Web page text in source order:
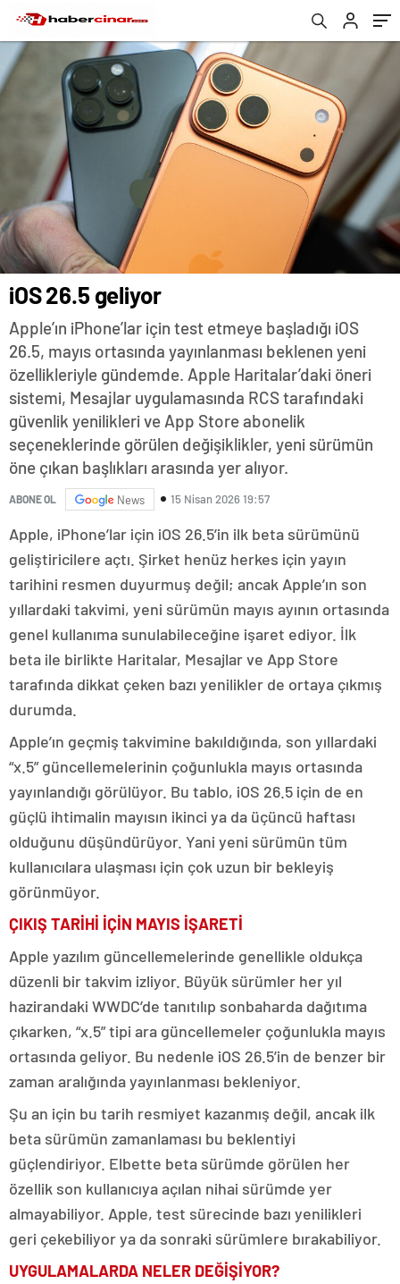
iOS 26.5 geliyor
Apple’ın iPhone’lar için test etmeye başladığı iOS
26.5, mayıs ortasında yayınlanması beklenen yeni
özellikleriyle gündemde. Apple Haritalar’daki öneri
sistemi, Mesajlar uygulamasında RCS tarafındaki
güvenlik yenilikleri ve App Store abonelik
seçeneklerinde görülen değişiklikler, yeni sürümün
öne çıkan başlıkları arasında yer alıyor.
ABONE OL News 15 Nisan 2026 19:57
Apple, iPhone’lar için iOS 26.5’in ilk beta sürümünü
geliştiricilere açtı. Şirket henüz herkes için yayın
tarihini resmen duyurmuş değil; ancak Apple’ın son
yıllardaki takvimi, yeni sürümün mayıs ayının ortasında
genel kullanıma sunulabileceğine işaret ediyor. İlk
beta ile birlikte Haritalar, Mesajlar ve App Store
tarafında dikkat çeken bazı yenilikler de ortaya çıkmış
durumda.
Apple’ın geçmiş takvimine bakıldığında, son yıllardaki
“x.5” güncellemelerinin çoğunlukla mayıs ortasında
yayınlandığı görülüyor. Bu tablo, iOS 26.5 için de en
güçlü ihtimalin mayısın ikinci ya da üçüncü haftası
olduğunu düşündürüyor. Yani yeni sürümün tüm
kullanıcılara ulaşması için çok uzun bir bekleyiş
görünmüyor.
ÇIKIŞ TARİHİ İÇİN MAYIS İŞARETİ
Apple yazılım güncellemelerinde genellikle oldukça
düzenli bir takvim izliyor. Büyük sürümler her yıl
hazirandaki WWDC’de tanıtılıp sonbaharda dağıtıma
çıkarken, “x.5” tipi ara güncellemeler çoğunlukla mayıs
ortasında geliyor. Bu nedenle iOS 26.5’in de benzer bir
zaman aralığında yayınlanması bekleniyor.
Şu an için bu tarih resmiyet kazanmış değil, ancak ilk
beta sürümün zamanlaması bu beklentiyi
güçlendiriyor. Elbette beta sürümde görülen her
özellik son kullanıcıya açılan nihai sürümde yer
almayabiliyor. Apple, test sürecinde bazı yenilikleri
geri çekebiliyor ya da sonraki sürümlere bırakabiliyor.
UYGULAMALARDA NELER DEĞİŞİYOR?